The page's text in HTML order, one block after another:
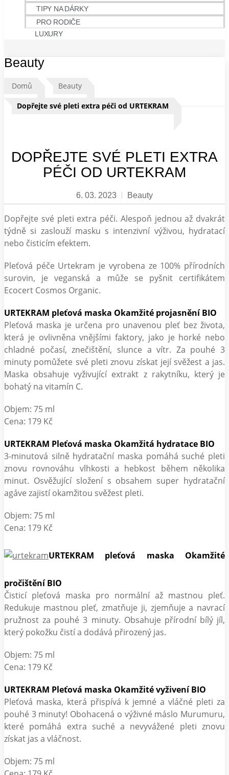
TIPY NA DÁRKY
PRO RODIČE
LUXURY
Beauty
Domů Beauty
Dopřejte své pleti extra péči od URTEKRAM
DOPŘEJTE SVÉ PLETI EXTRA
PÉČI OD URTEKRAM
6. 03. 2023 Beauty
Dopřejte své pleti extra péči. Alespoň jednou až dvakrát
týdně si zaslouží masku s intenzivní výživou, hydratací
nebo čisticím efektem.
Pleťová péče Urtekram je vyrobena ze 100% přírodních
surovin, je veganská a může se pyšnit certifikátem
Ecocert Cosmos Organic.
URTEKRAM pleťová maska Okamžité projasnění BIO
Pleťová maska je určena pro unavenou pleť bez života,
která je ovlivněna vnějšími faktory, jako je horké nebo
chladné počasí, znečištění, slunce a vítr. Za pouhé 3
minuty pomůžete své pleti znovu získat její svěžest a jas.
Maska obsahuje vyživující extrakt z rakytníku, který je
bohatý na vitamín C.
Objem: 75 ml
Cena: 179 Kč
URTEKRAM Pleťová maska Okamžitá hydratace BIO
3-minutová silně hydratační maska pomáhá suché pleti
znovu rovnováhu vlhkosti a hebkost během několika
minut. Osvěžující složení s obsahem super hydratační
agáve zajistí okamžitou svěžest pleti.
Objem: 75 ml
Cena: 179 Kč
URTEKRAM pleťová maska Okamžité
pročištění BIO
Čisticí pleťová maska pro normální až mastnou pleť.
Redukuje mastnou pleť, zmatňuje ji, zjemňuje a navrací
pružnost za pouhé 3 minuty. Obsahuje přírodní bílý jíl,
který pokožku čistí a dodává přirozený jas.
Objem: 75 ml
Cena: 179 Kč
URTEKRAM Pleťová maska Okamžité vyživení BIO
Pleťová maska, která přispívá k jemné a vláčné pleti za
pouhé 3 minuty! Obohacená o výživné máslo Murumuru,
které pomáhá extra suché a nevyvážené pleti znovu
získat jas a vláčnost.
Objem: 75 ml